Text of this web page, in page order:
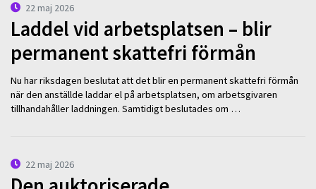
22 maj 2026
Laddel vid arbetsplatsen – blir
permanent skattefri förmån
Nu har riksdagen beslutat att det blir en permanent skattefri förmån
när den anställde laddar el på arbetsplatsen, om arbetsgivaren
tillhandahåller laddningen. Samtidigt beslutades om …
22 maj 2026